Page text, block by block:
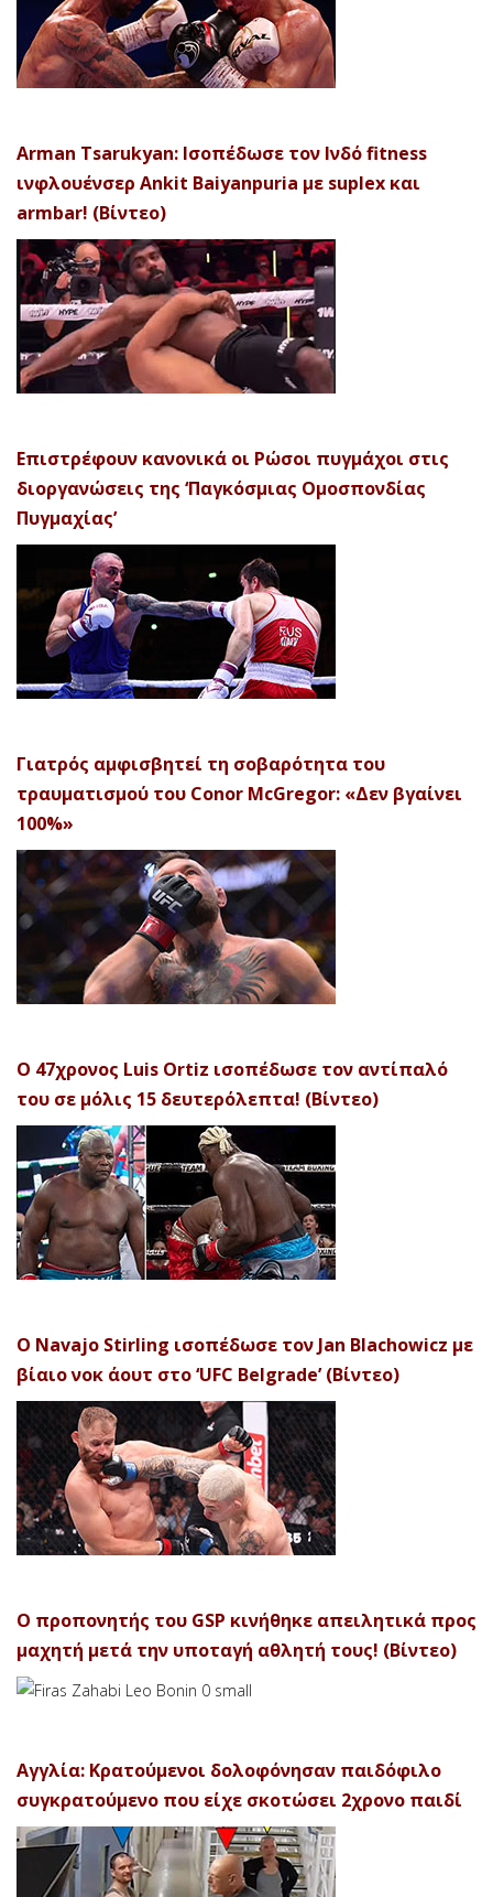
Arman Tsarukyan: Ισοπέδωσε τον Ινδό fitness
ινφλουένσερ Ankit Baiyanpuria με suplex και
armbar! (Βίντεο)
Επιστρέφουν κανονικά οι Ρώσοι πυγμάχοι στις
διοργανώσεις της ‘Παγκόσμιας Ομοσπονδίας
Πυγμαχίας’
Γιατρός αμφισβητεί τη σοβαρότητα του
τραυματισμού του Conor McGregor: «Δεν βγαίνει
100%»
Ο 47χρονος Luis Ortiz ισοπέδωσε τον αντίπαλό
του σε μόλις 15 δευτερόλεπτα! (Βίντεο)
Ο Navajo Stirling ισοπέδωσε τον Jan Blachowicz με
βίαιο νοκ άουτ στο ‘UFC Belgrade’ (Βίντεο)
Ο προπονητής του GSP κινήθηκε απειλητικά προς
μαχητή μετά την υποταγή αθλητή τους! (Βίντεο)
Αγγλία: Κρατούμενοι δολοφόνησαν παιδόφιλο
συγκρατούμενο που είχε σκοτώσει 2χρονο παιδί